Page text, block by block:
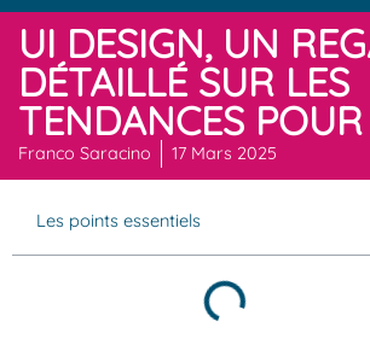
UI DESIGN, UN
DÉTAILLÉ SUR LES
TENDANCES
Franco Saracino 17 Mars 2025
Les points essentiels